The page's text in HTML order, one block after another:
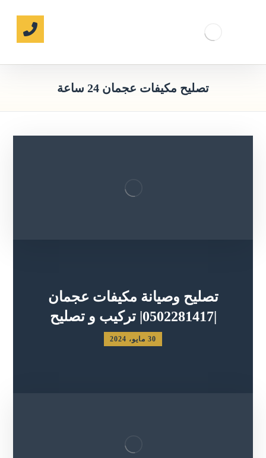
تصليح مكيفات عجمان 24 ساعة
تصليح وصيانة مكيفات عجمان
|0502281417| تركيب و تصليح
30 مايو، 2024